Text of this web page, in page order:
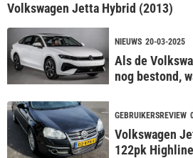
Volkswagen Jetta Hybrid (2013)
NIEUWS 20-03-2025
Als de
nog bestond,
GEBRUIKERSREVIEW
Volkswagen
122pk